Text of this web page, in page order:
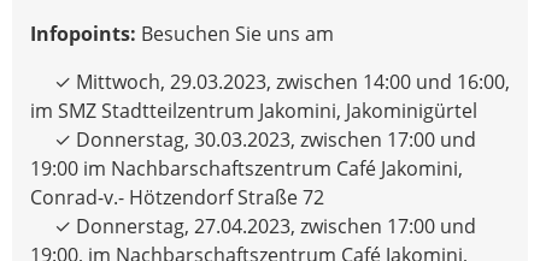
Infopoints: Besuchen Sie uns am
✓ Mittwoch, 29.03.2023, zwischen 14:00 und 16:00,
im SMZ Stadtteilzentrum Jakomini, Jakominigürtel
✓ Donnerstag, 30.03.2023, zwischen 17:00 und
19:00 im Nachbarschaftszentrum Café Jakomini,
Conrad-v.- Hötzendorf Straße 72
✓ Donnerstag, 27.04.2023, zwischen 17:00 und
19:00, im Nachbarschaftszentrum Café Jakomini,